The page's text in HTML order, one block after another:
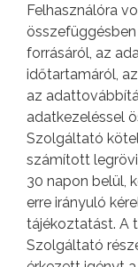
Felhasználóra
forrásáról, az
időtartamáról,
az
adatkezeléssel
Szolgáltató
számított
30 napon belül,
erre irányuló
tájékoztatást. A
Szolgáltató